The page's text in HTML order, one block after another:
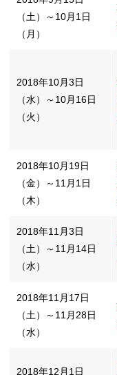
（土）～10月1日
（月）
2018年10月3日
（水）～10月16日
（火）
2018年10月19日
（金）～11月1日
（木）
2018年11月3日
（土）～11月14日
（水）
2018年11月17日
（土）～11月28日
（水）
2018年12月1日